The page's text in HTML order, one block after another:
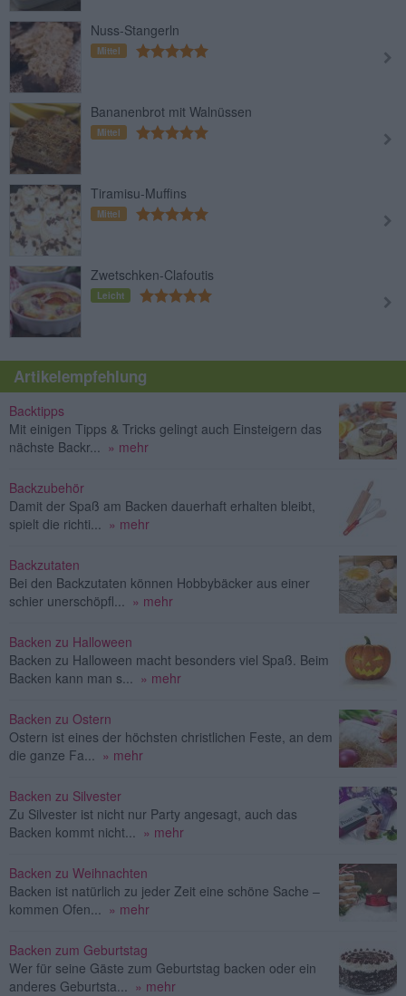
Nuss-Stangerln
Mittel
Bananenbrot mit Walnüssen
Mittel
Tiramisu-Muffins
Mittel
Zwetschken-Clafoutis
Leicht
Artikelempfehlung
Backtipps
Mit einigen Tipps & Tricks gelingt auch Einsteigern das
nächste Backr... » mehr
Backzubehör
Damit der Spaß am Backen dauerhaft erhalten bleibt,
spielt die richti... » mehr
Backzutaten
Bei den Backzutaten können Hobbybäcker aus einer
schier unerschöpfl... » mehr
Backen zu Halloween
Backen zu Halloween macht besonders viel Spaß. Beim
Backen kann man s... » mehr
Backen zu Ostern
Ostern ist eines der höchsten christlichen Feste, an dem
die ganze Fa... » mehr
Backen zu Silvester
Zu Silvester ist nicht nur Party angesagt, auch das
Backen kommt nicht... » mehr
Backen zu Weihnachten
Backen ist natürlich zu jeder Zeit eine schöne Sache –
kommen Ofen... » mehr
Backen zum Geburtstag
Wer für seine Gäste zum Geburtstag backen oder ein
anderes Geburtsta... » mehr